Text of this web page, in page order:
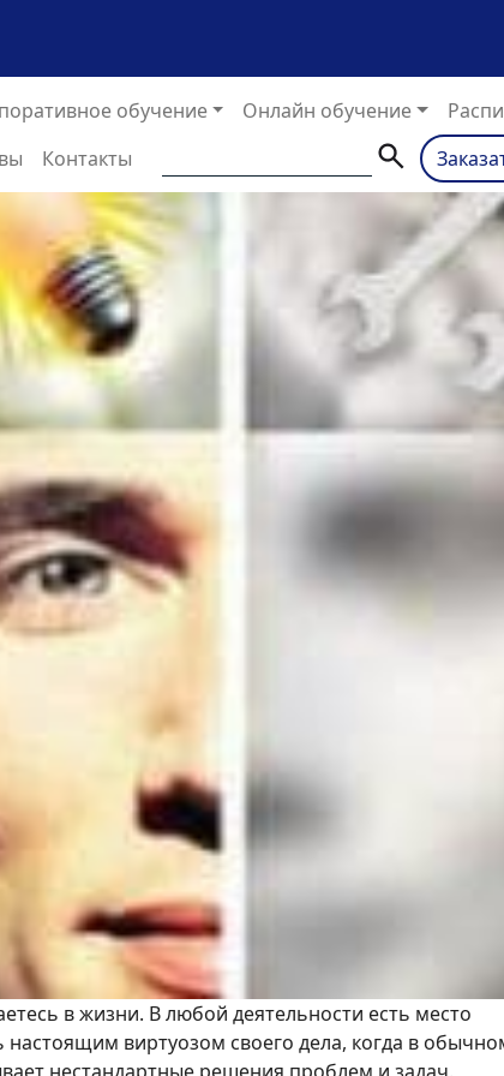
обучение Онлайн обучение
Контакты
в жизни. В любой деятельности есть место
настоящим виртуозом своего дела, когда в